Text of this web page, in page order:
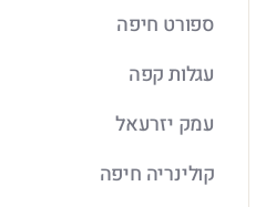
ספורט חיפה
עגלות קפה
עמק יזרעאל
קולינריה חיפה